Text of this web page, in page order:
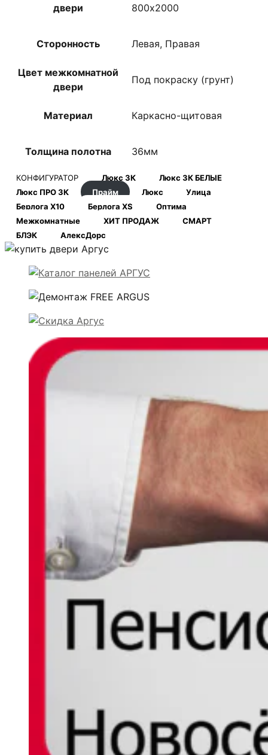
двери
800х2000
Сторонность Левая, Правая
Цвет межкомнатной
двери
Под покраску (грунт)
Материал Каркасно-щитовая
Толщина полотна 36мм
КОНФИГУРАТОР Люкс 3К
Люкс 3К БЕЛЫЕ
Люкс ПРО 3К
Прайм Люкс
Улица
Берлога Х10
Берлога XS
Оптима
Межкомнатные
ХИТ ПРОДАЖ
СМАРТ
БЛЭК
АлексДорс